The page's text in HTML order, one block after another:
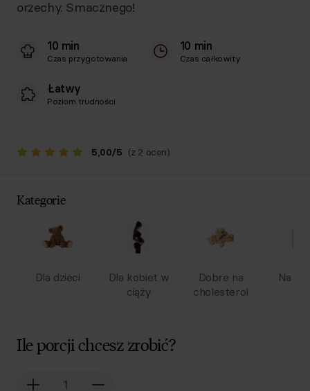
orzechy. Smacznego!
10 min
Czas przygotowania
10 min
Czas całkowity
Łatwy
Poziom trudności
5,00/5 (z 2 ocen)
Kategorie
Dla dzieci
Dla kobiet w
ciąży
Dobre na
cholesterol
Na
Ile porcji chcesz zrobić?